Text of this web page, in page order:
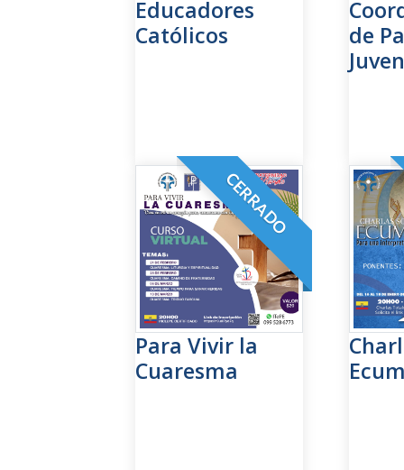
CERRADO
Para Vivir la
Cuaresma
CERRADO